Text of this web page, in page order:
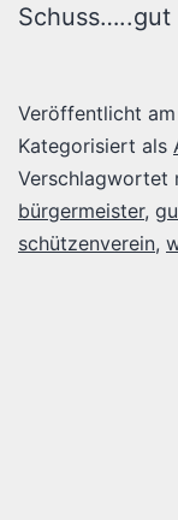
Schuss…..gut
Veröffentlicht am
Kategorisiert als
Verschlagwortet
bürgermeister,
schützenverein,